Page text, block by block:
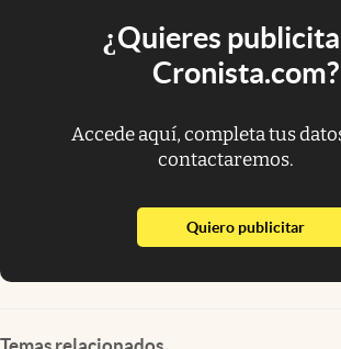
¿Quieres
Cronista.com?
Accede aquí, completa tus
contactaremos.
Quiero publicitarabre